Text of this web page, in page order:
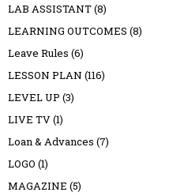
LAB ASSISTANT(8)
LEARNING OUTCOMES (8)
Leave Rules (6)
LESSON PLAN (116)
LEVEL UP (3)
LIVE TV(1)
Loan & Advances (7)
LOGO (1)
MAGAZINE (5)